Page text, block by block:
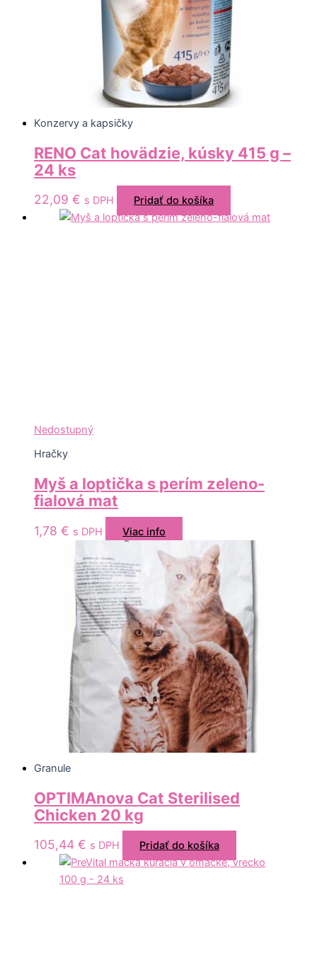
Konzervy a kapsičky
RENO Cat hovädzie, kúsky 415 g –
24 ks
22,09 € s DPH Pridať do košíka
Nedostupný
Hračky
Myš a loptička s perím zeleno-
fialová mat
1,78 € s DPH Viac info
Granule
OPTIMAnova Cat Sterilised
Chicken 20 kg
105,44 € s DPH Pridať do košíka